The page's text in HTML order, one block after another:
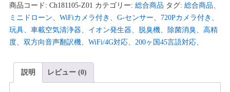
商品コード: Ch181105-Z01 カテゴリー: 総合商品 タグ: 総合商品、
ミニドローン、WiFiカメラ付き、G-センサー、720Pカメラ付き、
玩具、車載空気清浄器、イオン発生器、脱臭機、除菌消臭、高精
度、双方向音声翻訳機、WiFi/4G対応、200ヶ国45言語対応、
説明 レビュー (0)